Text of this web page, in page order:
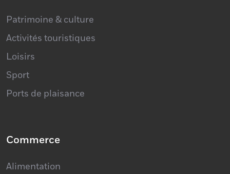
Patrimoine & culture
Activités touristiques
Loisirs
Sport
Ports de plaisance
Commerce
Alimentation